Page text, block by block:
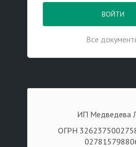
ВОЙТИ
Все
ИП Медведева
ОГРН